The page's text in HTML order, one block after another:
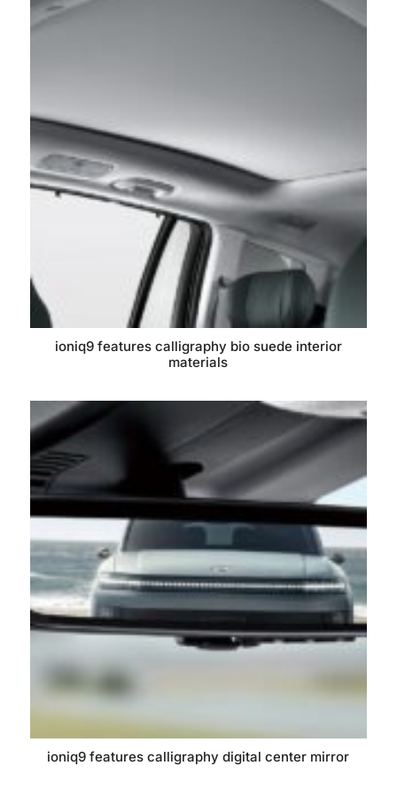
ioniq9 features calligraphy bio suede interior
materials
ioniq9 features calligraphy digital center mirror